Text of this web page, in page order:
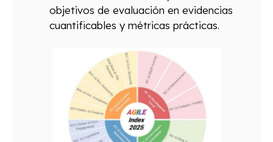
objetivos de evaluación en evidencias
cuantificables y métricas prácticas.